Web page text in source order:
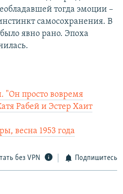
тогда эмоции –
самосохранения. В
явно рано. Эпоха
"Он просто вовремя
Рабей и Эстер Хаит
весна 1953 года
без VPN Подпишитесь